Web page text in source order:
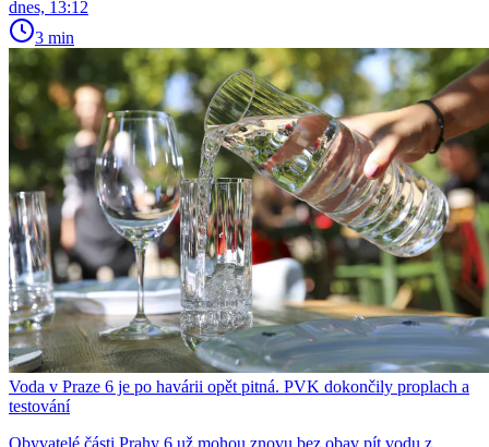
dnes, 13:12
3 min
Voda v Praze 6 je po havárii opět pitná. PVK dokončily proplach a
testování